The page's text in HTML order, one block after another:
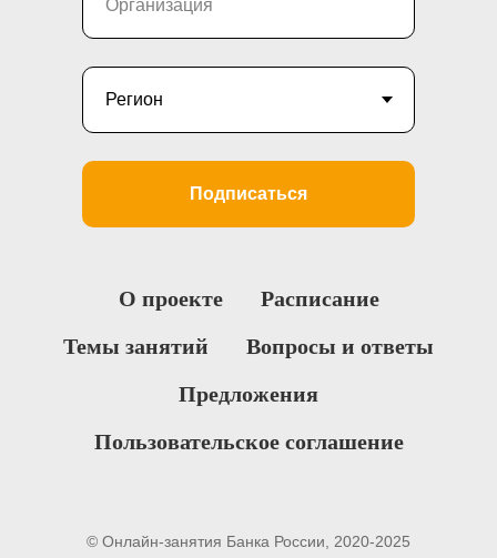
Подписаться
О проекте
Расписание
Темы занятий
Вопросы и ответы
Предложения
Пользовательское соглашение
© Онлайн-занятия Банка России, 2020-2025